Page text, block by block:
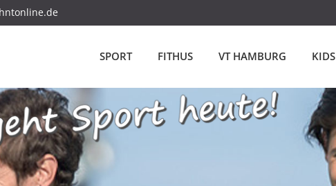
SPORT FITHUS VT HAMBURG KIDS